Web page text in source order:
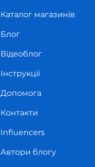
Каталог магазинів
Блог
Відеоблог
Інструкції
Допомога
Контакти
Influencers
Автори блогу